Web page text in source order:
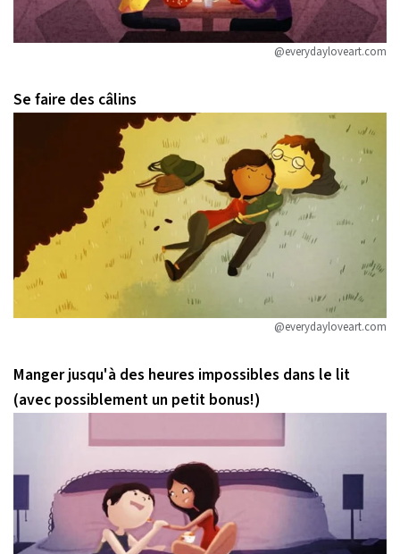
@everydayloveart.com
Se faire des câlins
@everydayloveart.com
Manger jusqu'à des heures impossibles dans le lit
(avec possiblement un petit bonus!)